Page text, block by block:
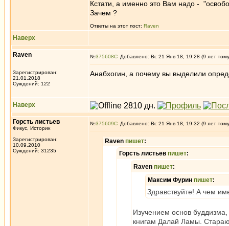
Кстати, а именно это Вам надо -
Зачем ?
Ответы на этот пост: Raven
Наверх
Raven
Зарегистрирован:
21.01.2018
Суждений: 122
№375608 Добавлено: Вс 21 Янв 18, 19:28 (9 лет
Анабхогин, а почему вы выделили
Наверх
Горсть листьев
Фикус, Историк
Зарегистрирован:
10.09.2010
Суждений: 31235
№375609 Добавлено: Вс 21 Янв 18, 19:32 (9 лет
Raven пишет:
Горсть листьев пишет:
Raven пишет:
Максим Фурин пишет:
Здравствуйте! А чем
Изучением основ
книгам Далай Ламы.